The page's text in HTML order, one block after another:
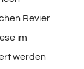
Revier
im
werden